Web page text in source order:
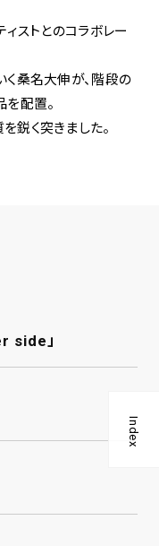
gallery 名古屋
Index
ィストとのコラボレー
く桑名大伸が、階段の
配置。
鋭く突きました。
side」